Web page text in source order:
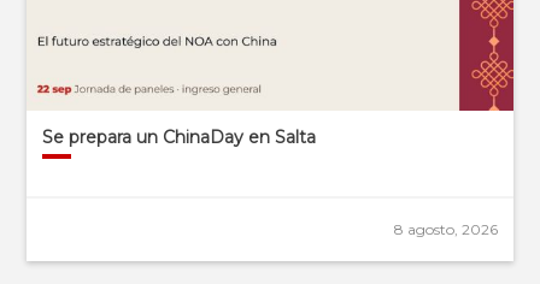
Se prepara un ChinaDay en Salta
8 agosto, 2026